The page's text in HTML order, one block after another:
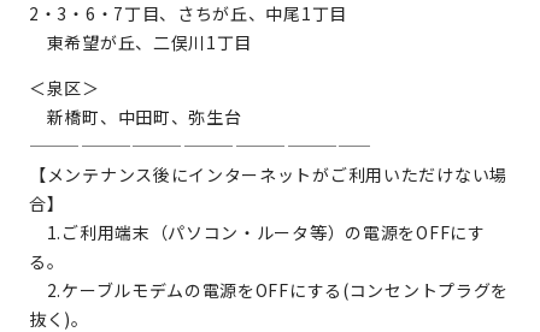
2・3・6・7丁目、さちが丘、中尾1丁目
東希望が丘、二俣川1丁目
＜泉区＞
新橋町、中田町、弥生台
————————————————————
【メンテナンス後にインターネットがご利用いただけない場
合】
1.ご利用端末（パソコン・ルータ等）の電源をOFFにす
る。
2.ケーブルモデムの電源をOFFにする(コンセントプラグを
抜く)。